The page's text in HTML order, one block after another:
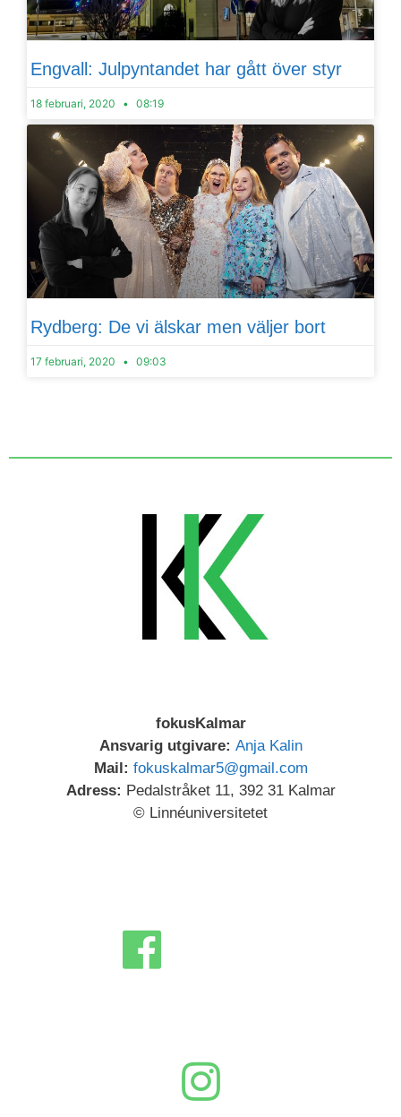
Engvall: Julpyntandet har gått över styr
18 februari, 2020 08:19
Rydberg: De vi älskar men väljer bort
17 februari, 2020 09:03
fokusKalmar
Ansvarig utgivare: Anja Kalin
Mail: fokuskalmar5@gmail.com
Adress: Pedalstråket 11, 392 31 Kalmar
© Linnéuniversitetet